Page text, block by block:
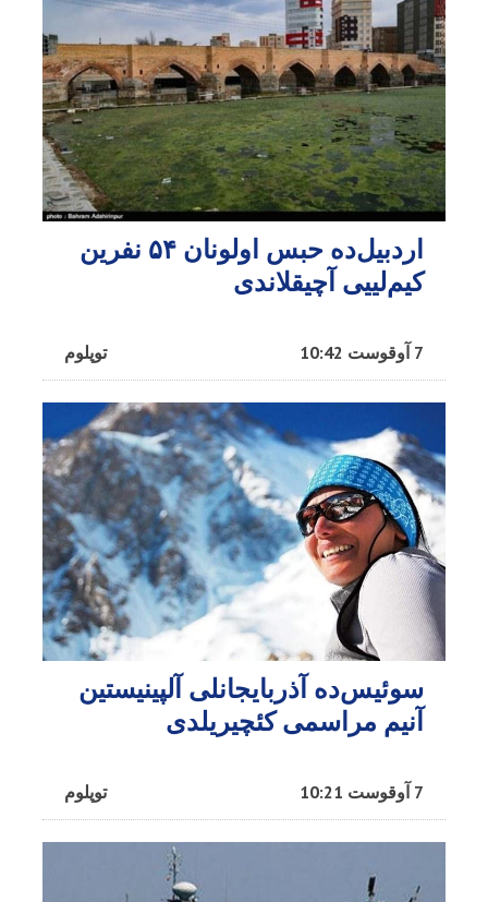
اردبیل‌ده حبس اولونان ۵۴ نفرین
کیم‌لییی آچیقلاندی
توپلوم 7 آوقوست 10:42
سوئیس‌ده آذربایجانلی آلپینیستین
آنیم مراسمی کئچیریلدی
توپلوم 7 آوقوست 10:21